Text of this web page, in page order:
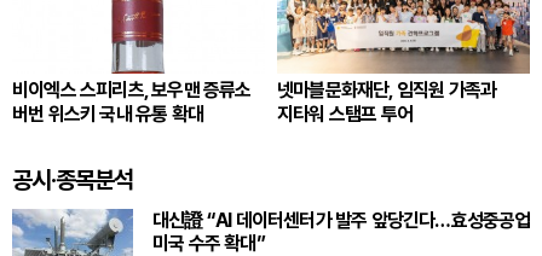
비이엑스 스피리츠, 보우맨 증류소
버번 위스키 국내 유통 확대
넷마블문화재단, 임직원 가족과
지타워 스탬프 투어
공시·종목분석
대신證 “AI 데이터센터가 발주 앞당긴다…효성중공업
미국 수주 확대”